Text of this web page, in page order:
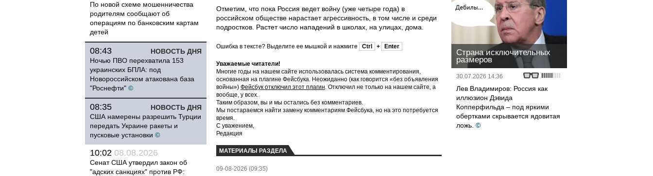
По новой схеме мошенничества
родителям сообщают об
операциям по банковским картам
детей
НОВОСТЬ ДНЯ
08:43
Ночью ПВО перехватила 153
украинских БПЛА: под
Новороссийском атакована база
"Роснефти" ©
НОВОСТЬ ДНЯ
08:35
США намерены разрешить Турции
передать Украине ракеты и
пусковые установки ©
10:02 08.08.2026
Сенат США утвердил закон об
"адских санкциях" против РФ:
Отметим, что пока Россия ведет войну (уже четыре года) в
российском обществе нарастает агрессивность, в том числе и среди
подростков. Растет число нападений в школах, на улицах, дома.
Ошибка в тексте? Выделите ее мышкой и нажмите Ctrl + Enter
Уважаемые читатели!
Многие годы на нашем сайте использовалась система комментирования,
основанная на плагине Фейсбука. Неожиданно (как говорится «без объявления
войны») Фейсбук отключил этот плагин. Отключил не только на нашем сайте, а
вообще, у всех.
Таким образом, вы и мы остались без комментариев.
Мы постараемся найти замену комментариям Фейсбука, но на это потребуется
время.
С уважением,
Редакция
МАТЕРИАЛЫ РАЗДЕЛА
09-08-2026 (09:35)
Страна исключительных
размеров
30.07.2026 14:36
Лев Владимиров: Россия как
иллюзион Дэвида
Копперфильда – под яркими
обертками скрывается ядовитая
ложь. ©